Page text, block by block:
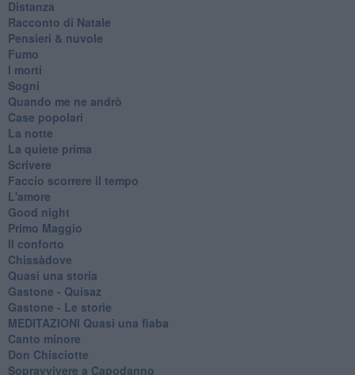
Distanza
Racconto di Natale
Pensieri & nuvole
Fumo
I morti
Sogni
Quando me ne andrò
Case popolari
La notte
La quiete prima
Scrivere
Faccio scorrere il tempo
L'amore
Good night
Primo Maggio
Il conforto
Chissàdove
Quasi una storia
Gastone - Quisaz
Gastone - Le storie
MEDITAZIONI Quasi una fiaba
Canto minore
Don Chisciotte
Sopravvivere a Capodanno